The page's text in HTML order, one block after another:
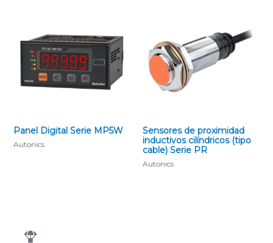
Panel Digital Serie MP5W
Autonics
Sensores de proximidad
inductivos cilíndricos (tipo
cable) Serie PR
Autonics